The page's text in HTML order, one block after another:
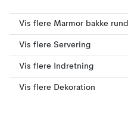
Vis flere Marmor bakke rund
Vis flere Servering
Vis flere Indretning
Vis flere Dekoration